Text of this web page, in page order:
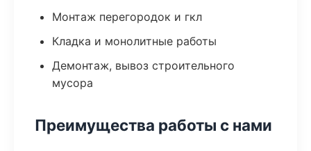
Монтаж перегородок и гкл
Кладка и монолитные работы
Демонтаж, вывоз строительного
мусора
Преимущества работы с нами